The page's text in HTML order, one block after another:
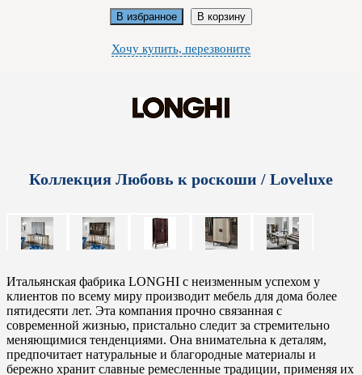
В избранное В корзину
Хочу купить, перезвоните
Коллекция Любовь к роскоши / Loveluxe
Итальянская фабрика LONGHI с неизменным успехом у
клиентов по всему миру производит мебель для дома более
пятидесяти лет. Эта компания прочно связанная с
современной жизнью, пристально следит за стремительно
меняющимися тенденциями. Она внимательна к деталям,
предпочитает натуральные и благородные материалы и
бережно хранит славные ремесленные традиции, применяя их